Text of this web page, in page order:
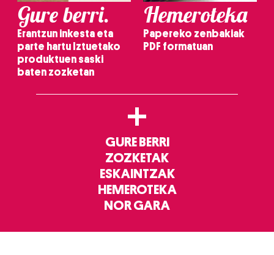
Gure berri.
Erantzun inkesta eta
parte hartu Iztuetako
produktuen saski
baten zozketan
Hemeroteka
Papereko zenbakiak
PDF formatuan
+
GURE BERRI
ZOZKETAK
ESKAINTZAK
HEMEROTEKA
NOR GARA